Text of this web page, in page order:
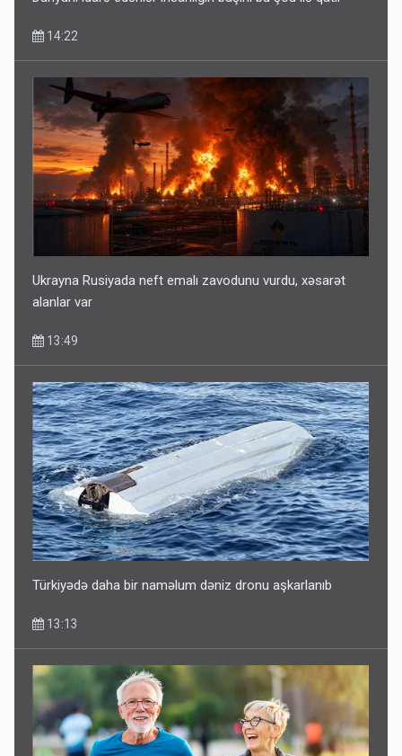
14:22
Ukrayna Rusiyada neft emalı zavodunu vurdu, xəsarət
alanlar var
13:49
Türkiyədə daha bir naməlum dəniz dronu aşkarlanıb
13:13